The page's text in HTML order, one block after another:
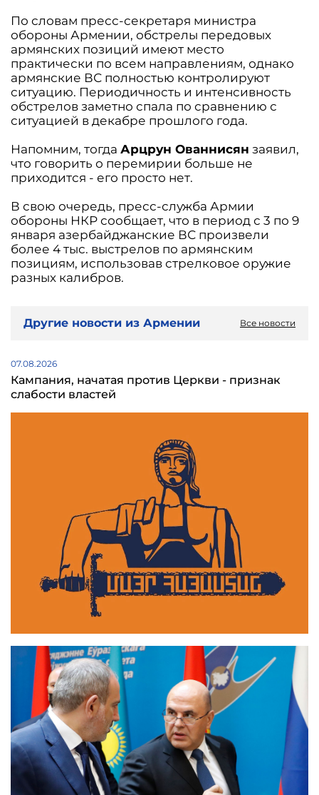
По словам пресс-секретаря министра
обороны Армении, обстрелы передовых
армянских позиций имеют место
практически по всем направлениям, однако
армянские ВС полностью контролируют
ситуацию. Периодичность и интенсивность
обстрелов заметно спала по сравнению с
ситуацией в декабре прошлого года.
Напомним, тогда Арцрун Ованнисян заявил,
что говорить о перемирии больше не
приходится - его просто нет.
В свою очередь, пресс-служба Армии
обороны НКР сообщает, что в период с 3 по 9
января азербайджанские ВС произвели
более 4 тыс. выстрелов по армянским
позициям, использовав стрелковое оружие
разных калибров.
Другие новости из Армении Все новости
07.08.2026
Кампания, начатая против Церкви - признак
слабости властей